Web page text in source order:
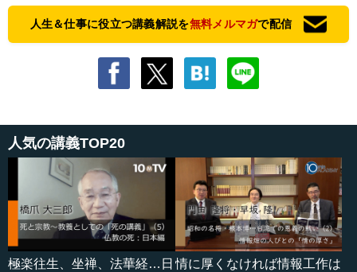
人生＆仕事に役立つ講義解説を無料メルマガで配信
人気の講義TOP20
極楽往生、坐禅、法華経…日 情に厚くなければ情報工作は